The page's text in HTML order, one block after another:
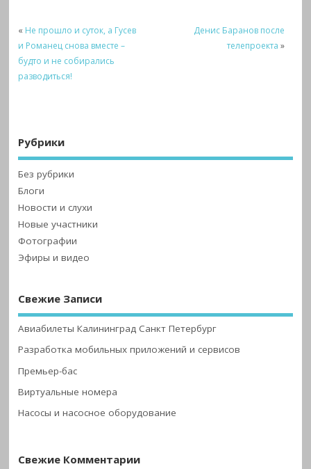
« Не прошло и суток, а Гусев
и Романец снова вместе –
будто и не собирались
разводиться!
Денис Баранов после
телепроекта »
Рубрики
Без рубрики
Блоги
Новости и слухи
Новые участники
Фотографии
Эфиры и видео
Свежие Записи
Авиабилеты Калининград Санкт Петербург
Разработка мобильных приложений и сервисов
Премьер-бас
Виртуальные номера
Насосы и насосное оборудование
Свежие Комментарии